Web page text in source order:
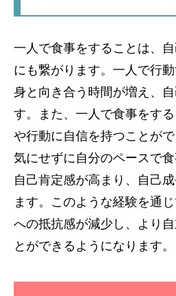
一人で食事をすることは、
にも繋がります。一人で行
身と向き合う時間が増え、
す。また、一人で食事をす
や行動に自信を持つことが
気にせずに自分のペースで食
自己肯定感が高まり、自己
ます。このような経験を通
への抵抗感が減少し、より
とができるようになります。